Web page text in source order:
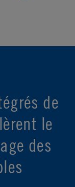
de
le
des